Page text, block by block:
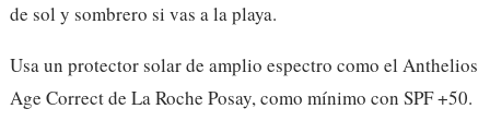
de sol y sombrero si vas a la playa.
Usa un protector solar de amplio espectro como el Anthelios
Age Correct de La Roche Posay, como mínimo con SPF +50.